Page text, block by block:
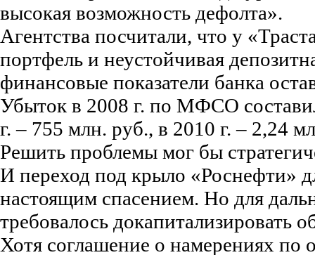
высокая возможность дефолта».
Агентства посчитали, что у
портфель и неустойчивая
финансовые показатели банка
Убыток в 2008 г. по МФСО
г. – 755 млн. руб., в 2010 г. – 2,24
Решить проблемы мог бы
И переход под крыло «Роснефти»
настоящим спасением. Но для
требовалось докапитализировать
Хотя соглашение о намерениях по